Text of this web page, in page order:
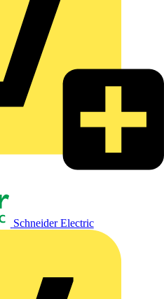
Schneider Electric